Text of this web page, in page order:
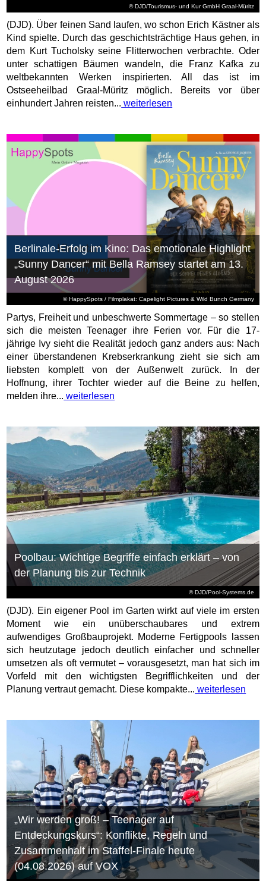
© DJD/Tourismus- und Kur GmbH Graal-Müritz
(DJD). Über feinen Sand laufen, wo schon Erich Kästner als
Kind spielte. Durch das geschichtsträchtige Haus gehen, in
dem Kurt Tucholsky seine Flitterwochen verbrachte. Oder
unter schattigen Bäumen wandeln, die Franz Kafka zu
weltbekannten Werken inspirierten. All das ist im
Ostseeheilbad Graal-Müritz möglich. Bereits vor über
einhundert Jahren reisten... weiterlesen
© HappySpots / Filmplakat: Capelight Pictures & Wild Bunch Germany
Berlinale-Erfolg im Kino: Das emotionale Highlight
„Sunny Dancer“ mit Bella Ramsey startet am 13.
August 2026
Partys, Freiheit und unbeschwerte Sommertage – so stellen
sich die meisten Teenager ihre Ferien vor. Für die 17-
jährige Ivy sieht die Realität jedoch ganz anders aus: Nach
einer überstandenen Krebserkrankung zieht sie sich am
liebsten komplett von der Außenwelt zurück. In der
Hoffnung, ihrer Tochter wieder auf die Beine zu helfen,
melden ihre... weiterlesen
© DJD/Pool-Systems.de
Poolbau: Wichtige Begriffe einfach erklärt – von
der Planung bis zur Technik
(DJD). Ein eigener Pool im Garten wirkt auf viele im ersten
Moment wie ein unüberschaubares und extrem
aufwendiges Großbauprojekt. Moderne Fertigpools lassen
sich heutzutage jedoch deutlich einfacher und schneller
umsetzen als oft vermutet – vorausgesetzt, man hat sich im
Vorfeld mit den wichtigsten Begrifflichkeiten und der
Planung vertraut gemacht. Diese kompakte... weiterlesen
„Wir werden groß! – Teenager auf
Entdeckungskurs“: Konflikte, Regeln und
Zusammenhalt im Staffel-Finale heute
(04.08.2026) auf VOX